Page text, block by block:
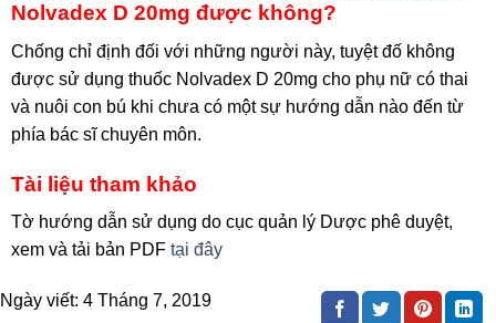
Nolvadex D 20mg được không?
Chống chỉ định đối với những người này, tuyệt đố không
được sử dụng thuốc Nolvadex D 20mg cho phụ nữ có thai
và nuôi con bú khi chưa có một sự hướng dẫn nào đến từ
phía bác sĩ chuyên môn.
Tài liệu tham khảo
Tờ hướng dẫn sử dụng do cục quản lý Dược phê duyệt,
xem và tải bản PDF tại đây
Ngày viết: 4 Tháng 7, 2019